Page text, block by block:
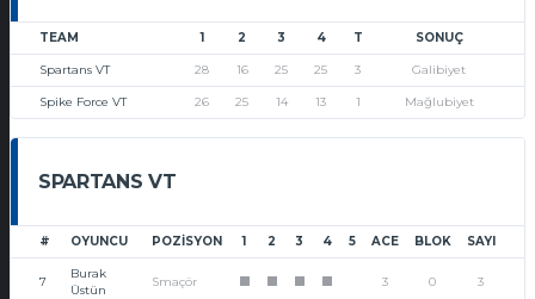
TEAM 1 2 3 4 T SONUÇ
Spartans VT 28 16 25 25 3 Galibiyet
Spike Force VT 26 25 14 13 1 Mağlubiyet
SPARTANS VT
# OYUNCU POZISYON 1 2 3 4 5 ACE BLOK SAYI
7
Burak
Üstün
Smaçör 3 0 3